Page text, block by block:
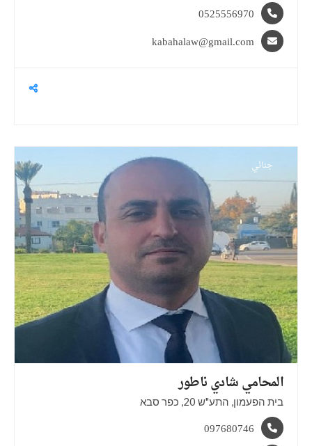
0525556970
kabahalaw@gmail.com
جنائي
المحامي شاديناطور
בית הפעמון, התע"ש 20, כפר סבא
097680746